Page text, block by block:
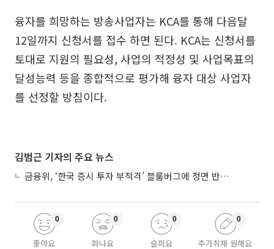
융자를 희망하는 방송사업자는 KCA를 통해 다음달
12일까지 신청서를 접수 하면 된다. KCA는 신청서를
토대로 지원의 필요성, 사업의 적정성 및 사업목표의
달성능력 등을 종합적으로 평가해 융자 대상 사업자
를 선정할 방침이다.
김범근 기자의 주요 뉴스
금융위, ‘한국 증시 투자 부적격’ 블룸버그에 정면 반박…“근거 불분명”
좋아요
0
화나요
0
슬퍼요
0
추가취재 원해요
0